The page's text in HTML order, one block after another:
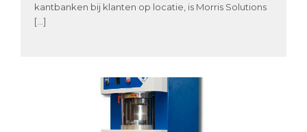
kantbanken bij klanten op locatie, is Morris Solutions
[…]